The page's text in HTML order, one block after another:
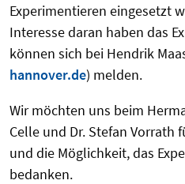
Experimentieren eingesetzt
Interesse daran haben das
können sich bei Hendrik
hannover.de) melden.
Wir möchten uns beim
Celle und Dr. Stefan Vorrath
und die Möglichkeit, das
bedanken.